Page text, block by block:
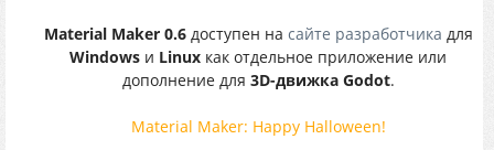
Material Maker 0.6доступен на сайте разработчика для
Windows и Linux как отдельное приложение или
дополнение для 3D-движка Godot.
Material Maker: Happy Halloween!